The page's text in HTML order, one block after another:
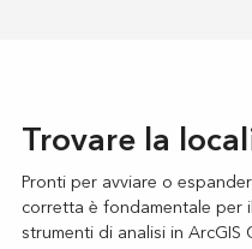
Trovare la
Pronti per avviare o
corretta è fondamentale per
strumenti di analisi in ArcGIS